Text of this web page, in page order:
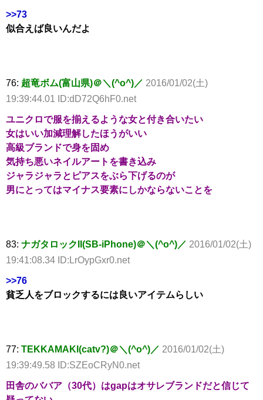
>>73
似合えば良いんだよ
76: 超竜ボム(富山県)＠＼(^o^)／ 2016/01/02(土)
19:39:44.01 ID:dD72Q6hF0.net
ユニクロで服を揃えるような女と付き合いたい
女はいい加減理解したほうがいい
高級ブランドで身を固め
気持ち悪いネイルアートを書き込み
ジャラジャラとピアスをぶら下げるのが
男にとってはマイナス要素にしかならないことを
83: ナガタロックII(SB-iPhone)＠＼(^o^)／ 2016/01/02(土)
19:41:08.34 ID:LrOypGxr0.net
>>76
貧乏人をブロックするには良いアイテムらしい
77: TEKKAMAKI(catv?)＠＼(^o^)／ 2016/01/02(土)
19:39:49.58 ID:SZEoCRyN0.net
田舎のババア（30代）はgapはオサレブランドだと信じて